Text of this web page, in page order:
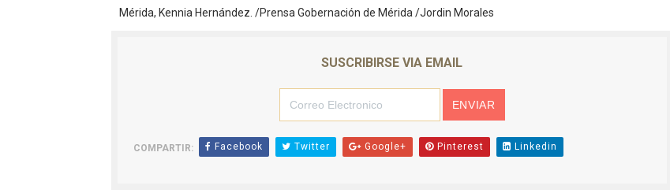
Mérida, Kennia Hernández. /Prensa Gobernación de Mérida /Jordin Morales
SUSCRIBIRSE VIA EMAIL
COMPARTIR: Facebook Twitter Google+ Pinterest Linkedin